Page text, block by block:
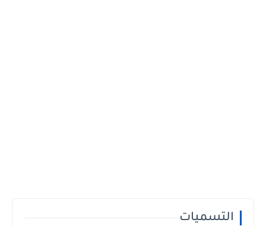
التسميات